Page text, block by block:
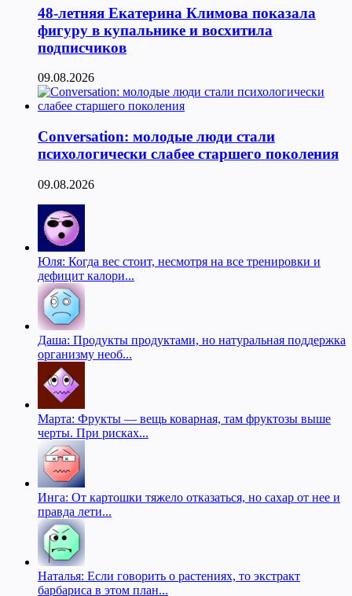
48-летняя Екатерина Климова показала
фигуру в купальнике и восхитила
подписчиков
09.08.2026
Conversation: молодые люди стали
психологически слабее старшего поколения
09.08.2026
Юля: Когда вес стоит, несмотря на все тренировки и
дефицит калори...
Даша: Продукты продуктами, но натуральная поддержка
организму необ...
Марта: Фрукты — вещь коварная, там фруктозы выше
черты. При рисках...
Инга: От картошки тяжело отказаться, но сахар от нее и
правда лети...
Наталья: Если говорить о растениях, то экстракт
барбариса в этом план...